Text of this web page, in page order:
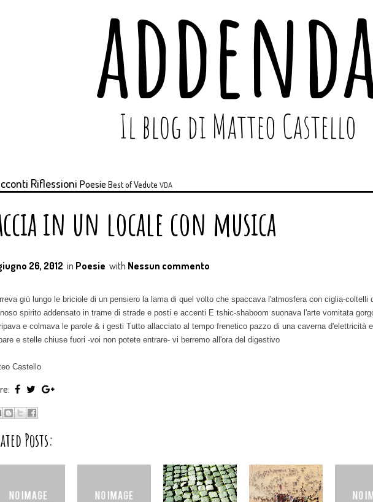
Riflessioni Poesie Best ofVedute VDA
in un locale con musica
26, 2012 in Poesie with Nessun commento
giù lungo le briciole di un pensiero la lama di quel volto che spaccava l'atmosfera con ciglia-coltelli
spirito addensato in trame di strade e posti e accenti E tshic-shaboom suonava l'arte vomitata
e colmava le parole & i gesti Tutto allacciato al tempo frenetico pazzo di una caverna d'elettricità
e stelle chiuse fuori -voi non potete entrare- vi berremo all'ora del digestivo
Castello
Posts: